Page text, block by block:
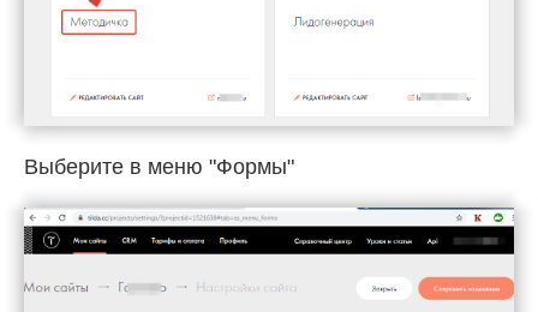
Выберите в меню "Формы"